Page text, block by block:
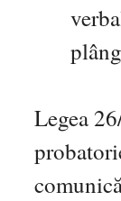
Legea